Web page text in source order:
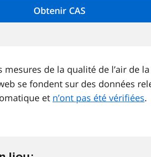
mesures de la qualité de l’air de la
se fondent sur des données
et n’ont pas été vérifiées.